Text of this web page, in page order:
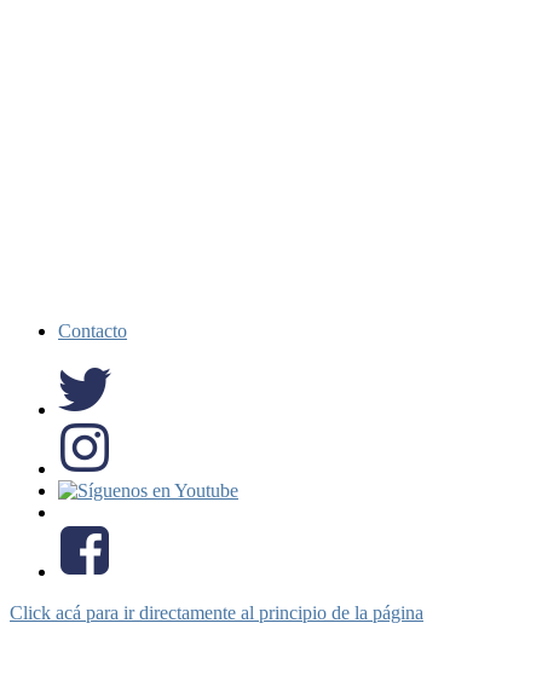
Contacto
Click acá para ir directamente al principio de la página